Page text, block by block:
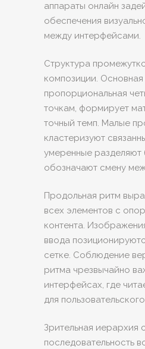
аппараты онлайн
обеспечения
между интерфейсами.
Структура
композиции.
пропорциональная
точкам, формирует
точный темп. Малые
кластеризуют
умеренные разделяют
обозначают смену
Продольная ритм
всех элементов с
контента.
ввода
сетке. Соблюдение
ритма чрезвычайно
интерфейсах, где
для
Зрительная иерархия
последовательность